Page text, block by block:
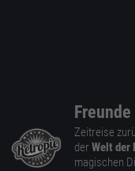
Zeitreise
der Welt der
magischen